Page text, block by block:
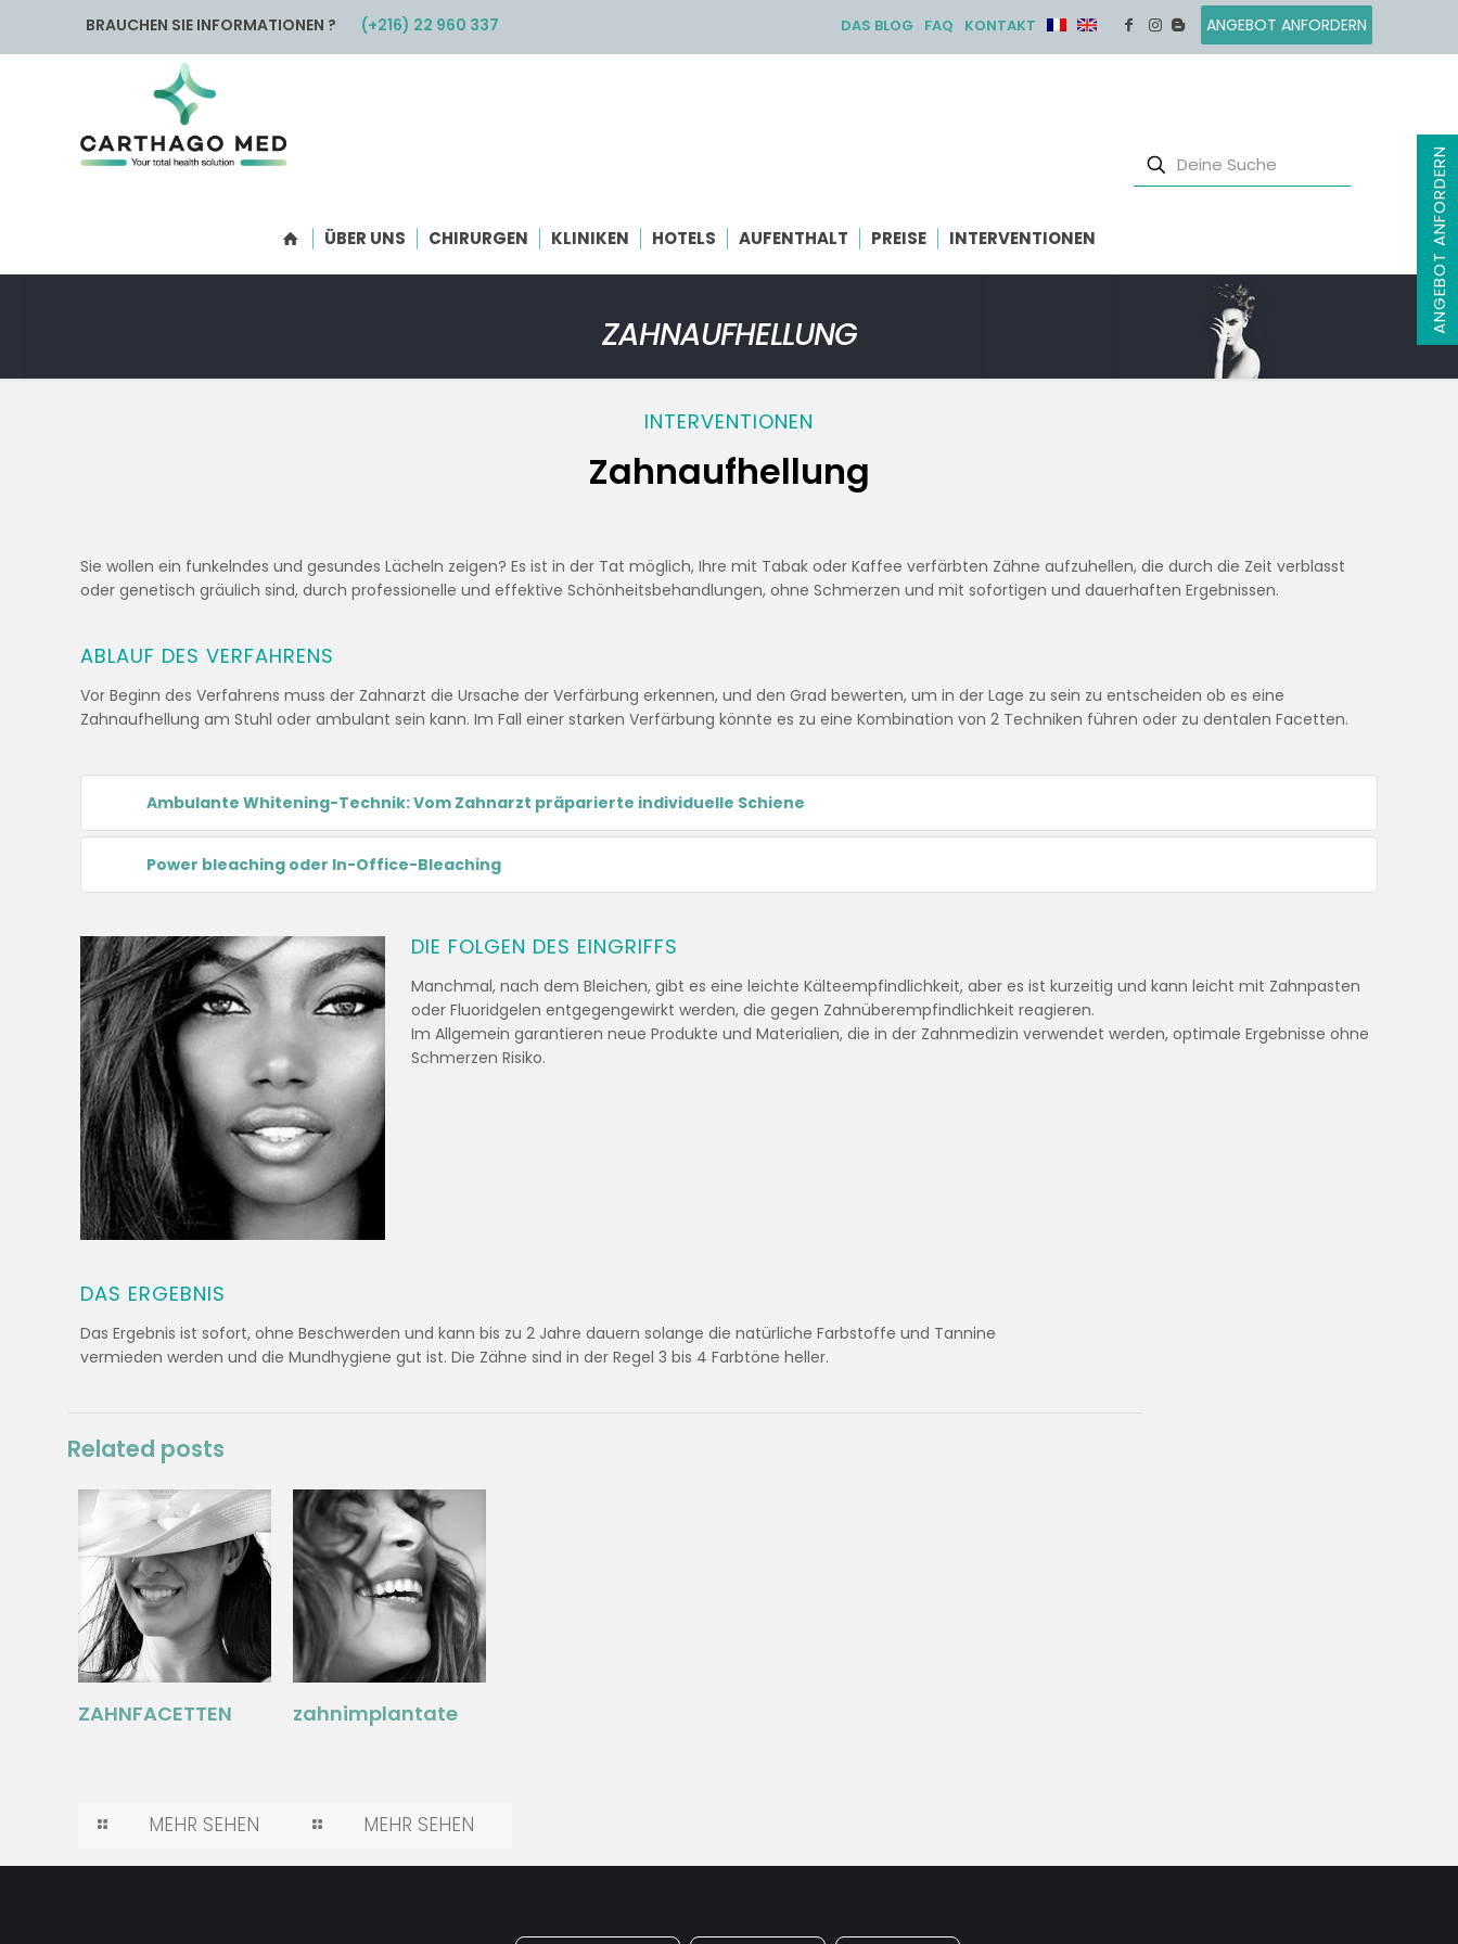
ANGEBOT ANFORDERN
BRAUCHEN SIE INFORMATIONEN ? (+216) 22 960 337 DAS BLOG FAQ KONTAKT ANGEBOT ANFORDERN
ÜBER UNS CHIRURGEN KLINIKEN HOTELS AUFENTHALT PREISE INTERVENTIONEN
ZAHNAUFHELLUNG
INTERVENTIONEN
Zahnaufhellung
Sie wollen ein funkelndes und gesundes Lächeln zeigen? Es ist in der Tat möglich, Ihre mit Tabak oder Kaffee verfärbten Zähne aufzuhellen, die durch die Zeit verblasst
oder genetisch gräulich sind, durch professionelle und effektive Schönheitsbehandlungen, ohne Schmerzen und mit sofortigen und dauerhaften Ergebnissen.
ABLAUF DES VERFAHRENS
Vor Beginn des Verfahrens muss der Zahnarzt die Ursache der Verfärbung erkennen, und den Grad bewerten, um in der Lage zu sein zu entscheiden ob es eine
Zahnaufhellung am Stuhl oder ambulant sein kann. Im Fall einer starken Verfärbung könnte es zu eine Kombination von 2 Techniken führen oder zu dentalen Facetten.
Ambulante Whitening-Technik: Vom Zahnarzt präparierte individuelle Schiene
Power bleaching oder In-Office-Bleaching
DIE FOLGEN DES EINGRIFFS
Manchmal, nach dem Bleichen, gibt es eine leichte Kälteempfindlichkeit, aber es ist kurzeitig und kann leicht mit Zahnpasten
oder Fluoridgelen entgegengewirkt werden, die gegen Zahnüberempfindlichkeit reagieren.
Im Allgemein garantieren neue Produkte und Materialien, die in der Zahnmedizin verwendet werden, optimale Ergebnisse ohne
Schmerzen Risiko.
DAS ERGEBNIS
Das Ergebnis ist sofort, ohne Beschwerden und kann bis zu 2 Jahre dauern solange die natürliche Farbstoffe und Tannine
vermieden werden und die Mundhygiene gut ist. Die Zähne sind in der Regel 3 bis 4 Farbtöne heller.
Related posts
ZAHNFACETTEN
MEHR SEHEN
zahnimplantate
MEHR SEHEN